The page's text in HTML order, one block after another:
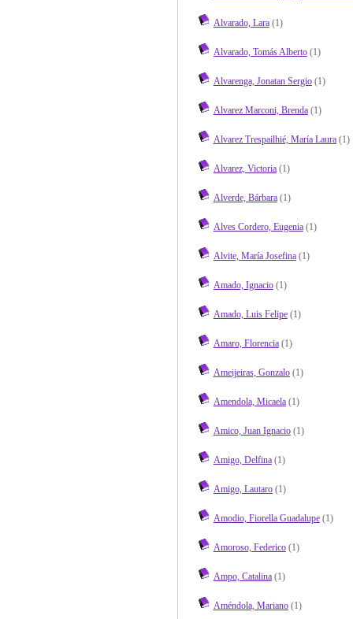
Alvarado, Lara(1)
Alvarado, Tomás Alberto(1)
Alvarenga, Jonatan Sergio(1)
Alvarez Marconi, Brenda(1)
Alvarez Trespailhié, María Laura(1)
Alvarez, Victoria(1)
Alverde, Bárbara(1)
Alves Cordero, Eugenia(1)
Alvite, María Josefina(1)
Amado, Ignacio(1)
Amado, Luis Felipe(1)
Amaro, Florencia(1)
Ameijeiras, Gonzalo(1)
Amendola, Micaela(1)
Amico, Juan Ignacio(1)
Amigo, Delfina(1)
Amigo, Lautaro(1)
Amodio, Fiorella Guadalupe(1)
Amoroso, Federico(1)
Ampo, Catalina(1)
Améndola, Mariano(1)